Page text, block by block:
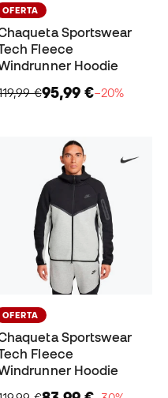
OFERTA
Sportswear
Fleece
Hoodie
€95,99 €−20%
OFERTA
Sportswear
Fleece
Hoodie